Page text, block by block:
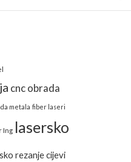
cnc obrada
metala fiber laseri
Ing lasersko
rezanje cijevi